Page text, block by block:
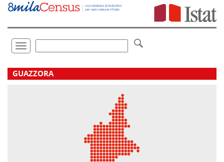
Vai
direttamente
Toggle
navigation
.
GUAZZORA